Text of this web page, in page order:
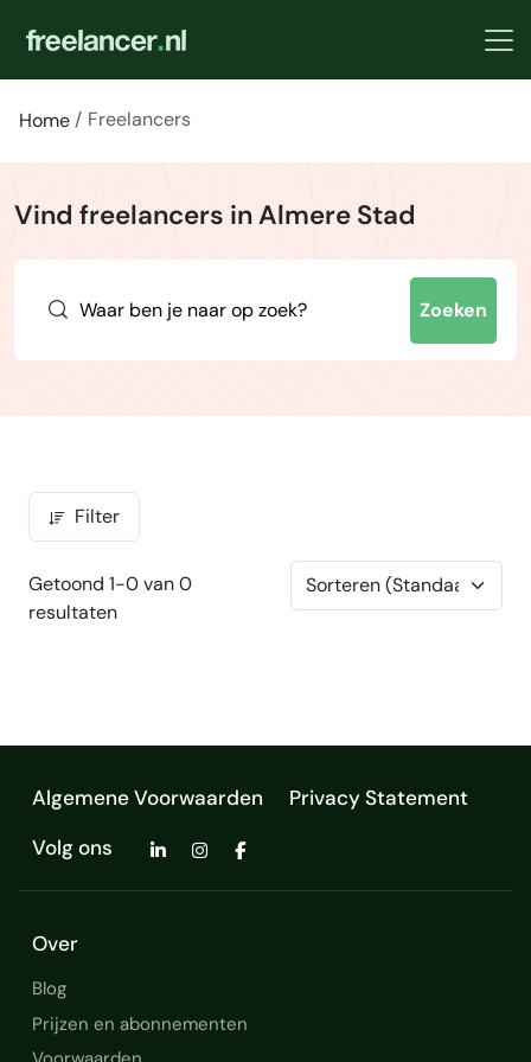
Home Freelancers
Vind freelancers in Almere Stad
Zoeken
Filter
Getoond 1-0 van 0
resultaten
Algemene Voorwaarden
Privacy Statement
Volg ons
Over
Blog
Prijzen en abonnementen